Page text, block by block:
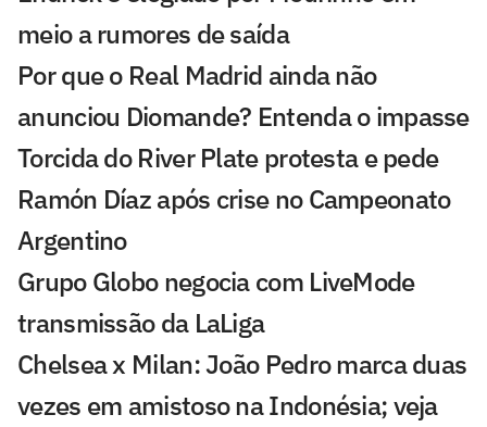
meio a rumores de saída
Por que o Real Madrid ainda não
anunciou Diomande? Entenda o impasse
Torcida do River Plate protesta e pede
Ramón Díaz após crise no Campeonato
Argentino
Grupo Globo negocia com LiveMode
transmissão da LaLiga
Chelsea x Milan: João Pedro marca duas
vezes em amistoso na Indonésia; veja